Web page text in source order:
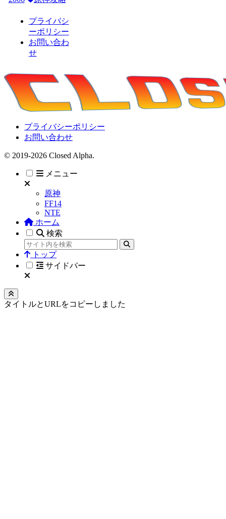
プライバシ
ーポリシー
お問い合わ
せ
プライバシーポリシー
お問い合わせ
© 2019-2026 Closed Alpha.
メニュー
原神
FF14
NTE
ホーム
検索
トップ
サイドバー
タイトルとURLをコピーしました